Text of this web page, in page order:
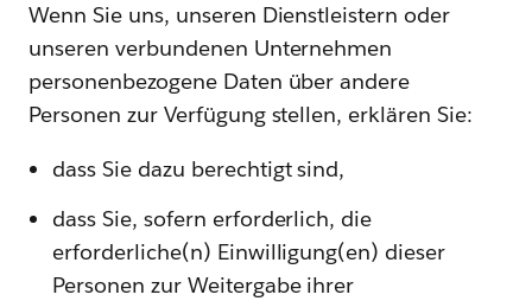
Wenn Sie uns, unseren Dienstleistern oder
unseren verbundenen Unternehmen
personenbezogene Daten über andere
Personen zur Verfügung stellen, erklären Sie:
dass Sie dazu berechtigt sind,
dass Sie, sofern erforderlich, die
erforderliche(n) Einwilligung(en) dieser
Personen zur Weitergabe ihrer